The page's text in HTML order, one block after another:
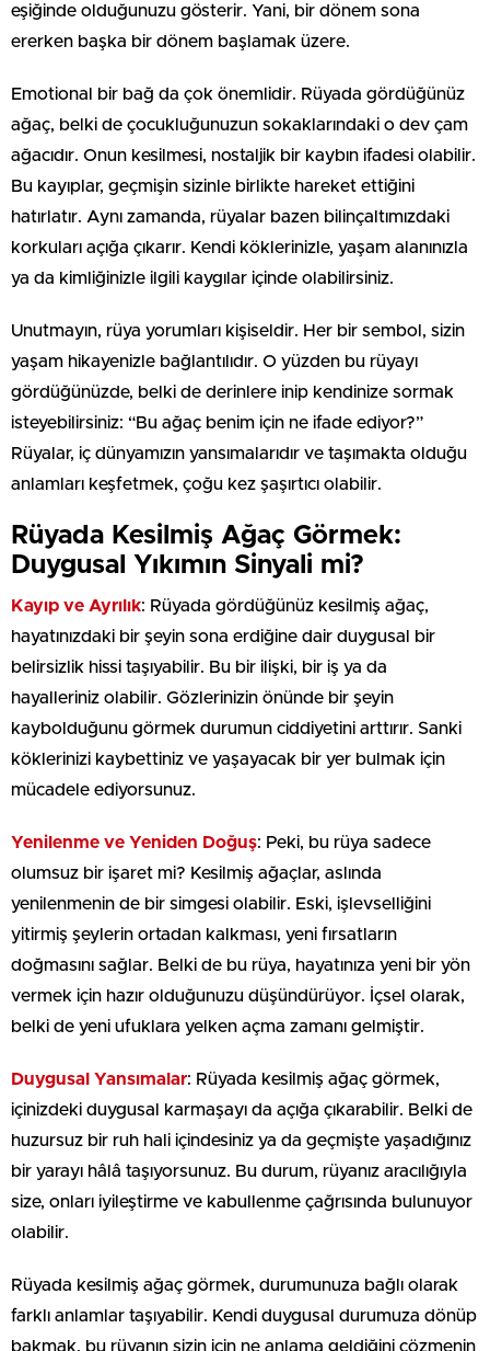
eşiğinde olduğunuzu gösterir. Yani, bir dönem sona
ererken başka bir dönem başlamak üzere.
Emotional bir bağ da çok önemlidir. Rüyada gördüğünüz
ağaç, belki de çocukluğunuzun sokaklarındaki o dev çam
ağacıdır. Onun kesilmesi, nostaljik bir kaybın ifadesi olabilir.
Bu kayıplar, geçmişin sizinle birlikte hareket ettiğini
hatırlatır. Aynı zamanda, rüyalar bazen bilinçaltımızdaki
korkuları açığa çıkarır. Kendi köklerinizle, yaşam alanınızla
ya da kimliğinizle ilgili kaygılar içinde olabilirsiniz.
Unutmayın, rüya yorumları kişiseldir. Her bir sembol, sizin
yaşam hikayenizle bağlantılıdır. O yüzden bu rüyayı
gördüğünüzde, belki de derinlere inip kendinize sormak
isteyebilirsiniz: “Bu ağaç benim için ne ifade ediyor?”
Rüyalar, iç dünyamızın yansımalarıdır ve taşımakta olduğu
anlamları keşfetmek, çoğu kez şaşırtıcı olabilir.
Rüyada Kesilmiş Ağaç Görmek:
Duygusal Yıkımın Sinyali mi?
Kayıp ve Ayrılık: Rüyada gördüğünüz kesilmiş ağaç,
hayatınızdaki bir şeyin sona erdiğine dair duygusal bir
belirsizlik hissi taşıyabilir. Bu bir ilişki, bir iş ya da
hayalleriniz olabilir. Gözlerinizin önünde bir şeyin
kaybolduğunu görmek durumun ciddiyetini arttırır. Sanki
köklerinizi kaybettiniz ve yaşayacak bir yer bulmak için
mücadele ediyorsunuz.
Yenilenme ve Yeniden Doğuş: Peki, bu rüya sadece
olumsuz bir işaret mi? Kesilmiş ağaçlar, aslında
yenilenmenin de bir simgesi olabilir. Eski, işlevselliğini
yitirmiş şeylerin ortadan kalkması, yeni fırsatların
doğmasını sağlar. Belki de bu rüya, hayatınıza yeni bir yön
vermek için hazır olduğunuzu düşündürüyor. İçsel olarak,
belki de yeni ufuklara yelken açma zamanı gelmiştir.
Duygusal Yansımalar: Rüyada kesilmiş ağaç görmek,
içinizdeki duygusal karmaşayı da açığa çıkarabilir. Belki de
huzursuz bir ruh hali içindesiniz ya da geçmişte yaşadığınız
bir yarayı hâlâ taşıyorsunuz. Bu durum, rüyanız aracılığıyla
size, onları iyileştirme ve kabullenme çağrısında bulunuyor
olabilir.
Rüyada kesilmiş ağaç görmek, durumunuza bağlı olarak
farklı anlamlar taşıyabilir. Kendi duygusal durumuza dönüp
bakmak, bu rüyanın sizin için ne anlama geldiğini çözmenin